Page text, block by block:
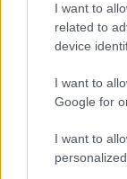
I want to
related to
device
I want to
Google for
I want to
“Man
mežā
Ārsti
pēc 45